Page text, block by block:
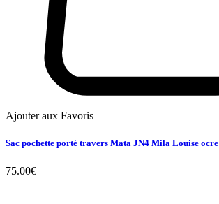
Ajouter aux Favoris
Sac pochette porté travers Mata JN4 Mila Louise ocre
75.00€